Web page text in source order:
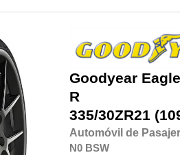
Goodyear
R
335/30ZR21
Automóvil de
N0 BSW